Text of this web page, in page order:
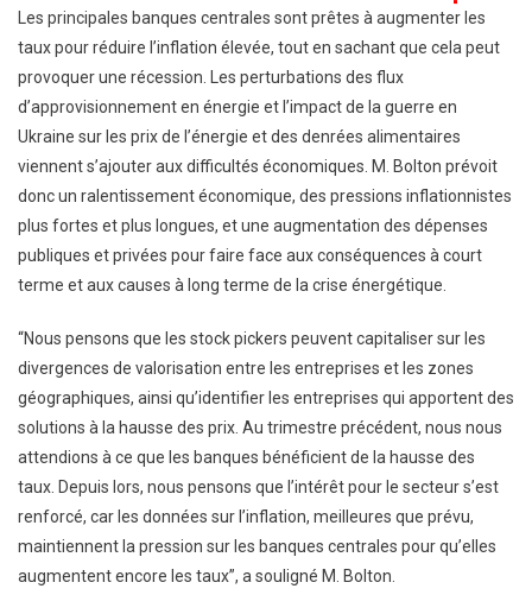
Les principales banques centrales sont prêtes à augmenter les
taux pour réduire l’inflation élevée, tout en sachant que cela peut
provoquer une récession. Les perturbations des flux
d’approvisionnement en énergie et l’impact de la guerre en
Ukraine sur les prix de l’énergie et des denrées alimentaires
viennent s’ajouter aux difficultés économiques. M. Bolton prévoit
donc un ralentissement économique, des pressions inflationnistes
plus fortes et plus longues, et une augmentation des dépenses
publiques et privées pour faire face aux conséquences à court
terme et aux causes à long terme de la crise énergétique.
“Nous pensons que les stock pickers peuvent capitaliser sur les
divergences de valorisation entre les entreprises et les zones
géographiques, ainsi qu’identifier les entreprises qui apportent des
solutions à la hausse des prix. Au trimestre précédent, nous nous
attendions à ce que les banques bénéficient de la hausse des
taux. Depuis lors, nous pensons que l’intérêt pour le secteur s’est
renforcé, car les données sur l’inflation, meilleures que prévu,
maintiennent la pression sur les banques centrales pour qu’elles
augmentent encore les taux”, a souligné M. Bolton.